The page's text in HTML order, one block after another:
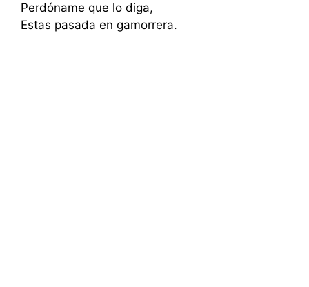
Perdóname que lo diga,
Estas pasada en gamorrera.